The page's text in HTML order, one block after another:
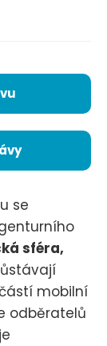
se
sféra,
mobilní
odběratelů